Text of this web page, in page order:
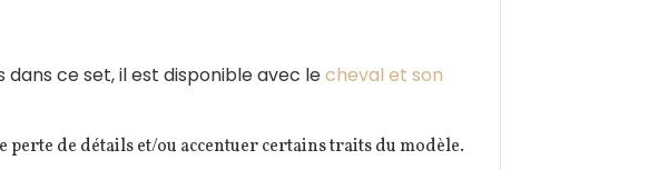
dans ce set, il est disponible avec lecheval et son
de détails et/ou accentuer certains traits du modèle.